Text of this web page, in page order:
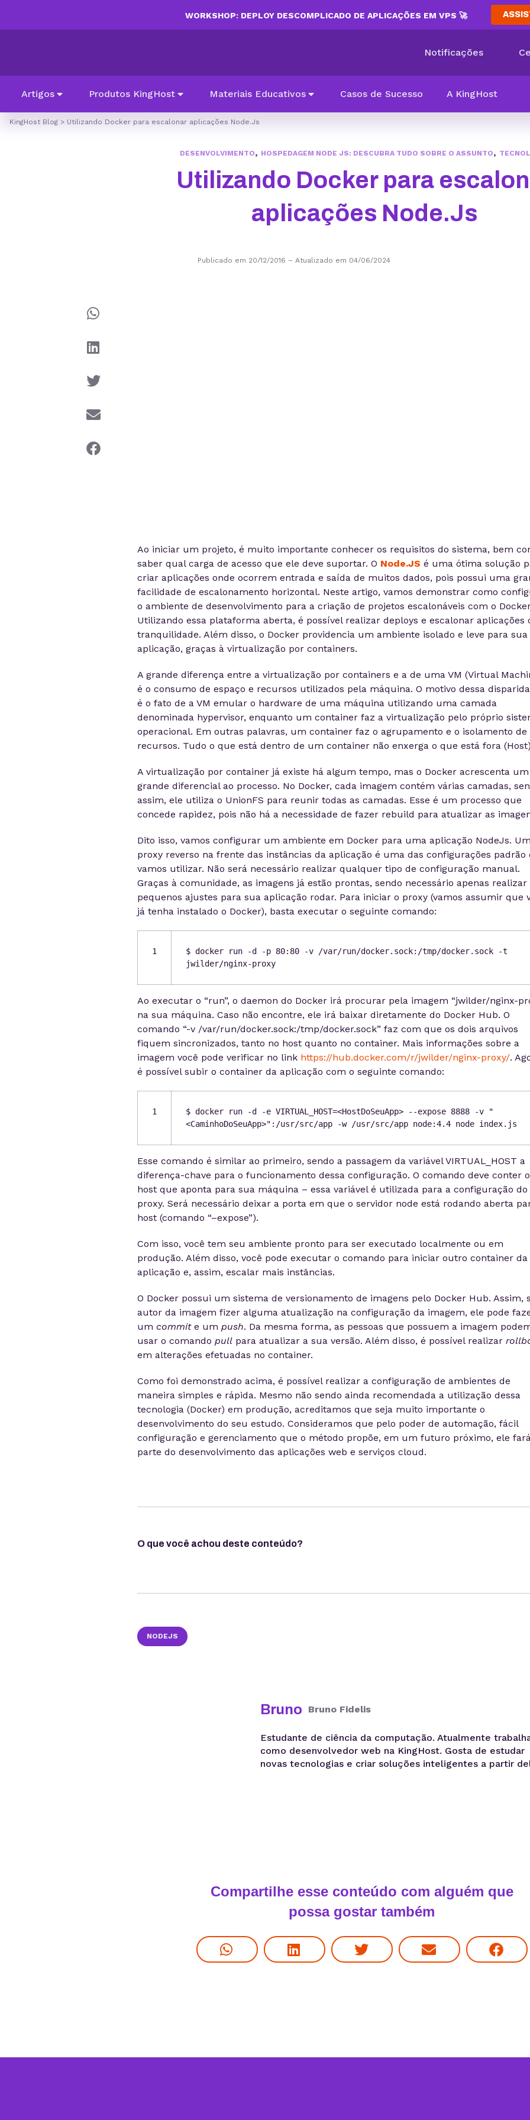
WORKSHOP: DEPLOY DESCOMPLICADO DE APLICAÇÕES EM VPS 🚀
Notificações
Artigos Produtos KingHost Materiais Educativos Casos de Sucesso A KingHost
KingHost Blog > Utilizando Docker para escalonar aplicações Node.Js
DESENVOLVIMENTO, HOSPEDAGEM NODE JS: DESCUBRA TUDO SOBRE O ASSUNTO,
Utilizando Docker para
aplicações Node.Js
Publicado em 20/12/2016 – Atualizado em 04/06/2024
Ao iniciar um projeto, é muito importante conhecer os requisitos do sistema, bem
saber qual carga de acesso que ele deve suportar. O Node.JS é uma ótima solução
criar aplicações onde ocorrem entrada e saída de muitos dados, pois possui uma
facilidade de escalonamento horizontal. Neste artigo, vamos demonstrar como
o ambiente de desenvolvimento para a criação de projetos escalonáveis com o
Utilizando essa plataforma aberta, é possível realizar deploys e escalonar aplicações
tranquilidade. Além disso, o Docker providencia um ambiente isolado e leve para sua
aplicação, graças à virtualização por containers.
A grande diferença entre a virtualização por containers e a de uma VM (Virtual
é o consumo de espaço e recursos utilizados pela máquina. O motivo dessa
é o fato de a VM emular o hardware de uma máquina utilizando uma camada
denominada hypervisor, enquanto um container faz a virtualização pelo próprio
operacional. Em outras palavras, um container faz o agrupamento e o isolamento de
recursos. Tudo o que está dentro de um container não enxerga o que está fora
A virtualização por container já existe há algum tempo, mas o Docker acrescenta um
grande diferencial ao processo. No Docker, cada imagem contém várias camadas,
assim, ele utiliza o UnionFS para reunir todas as camadas. Esse é um processo que
concede rapidez, pois não há a necessidade de fazer rebuild para atualizar as
Dito isso, vamos configurar um ambiente em Docker para uma aplicação NodeJs. Um
proxy reverso na frente das instâncias da aplicação é uma das configurações padrão
vamos utilizar. Não será necessário realizar qualquer tipo de configuração manual.
Graças à comunidade, as imagens já estão prontas, sendo necessário apenas realizar
pequenos ajustes para sua aplicação rodar. Para iniciar o proxy (vamos assumir que
já tenha instalado o Docker), basta executar o seguinte comando:
1
$ docker run -d -p 80:80 -v /var/run/docker.sock:/tmp/docker.sock -t
jwilder/nginx-proxy
Ao executar o “run”, o daemon do Docker irá procurar pela imagem “jwilder/nginx-
na sua máquina. Caso não encontre, ele irá baixar diretamente do Docker Hub. O
comando “-v /var/run/docker.sock:/tmp/docker.sock” faz com que os dois arquivos
fiquem sincronizados, tanto no host quanto no container. Mais informações sobre a
imagem você pode verificar no link https://hub.docker.com/r/jwilder/nginx-proxy/.
é possível subir o container da aplicação com o seguinte comando:
1
$ docker run -d -e VIRTUAL_HOST=<HostDoSeuApp> --expose 8888 -v "
<CaminhoDoSeuApp>":/usr/src/app -w /usr/src/app node:4.4 node index.js
Esse comando é similar ao primeiro, sendo a passagem da variável VIRTUAL_HOST a
diferença-chave para o funcionamento dessa configuração. O comando deve conter o
host que aponta para sua máquina – essa variável é utilizada para a configuração do
proxy. Será necessário deixar a porta em que o servidor node está rodando aberta
host (comando “–expose”).
Com isso, você tem seu ambiente pronto para ser executado localmente ou em
produção. Além disso, você pode executar o comando para iniciar outro container da
aplicação e, assim, escalar mais instâncias.
O Docker possui um sistema de versionamento de imagens pelo Docker Hub. Assim,
autor da imagem fizer alguma atualização na configuração da imagem, ele pode
um commit e um push. Da mesma forma, as pessoas que possuem a imagem
usar o comando pullpara atualizar a sua versão. Além disso, é possível realizar
em alterações efetuadas no container.
Como foi demonstrado acima, é possível realizar a configuração de ambientes de
maneira simples e rápida. Mesmo não sendo ainda recomendada a utilização dessa
tecnologia (Docker) em produção, acreditamos que seja muito importante o
desenvolvimento do seu estudo. Consideramos que pelo poder de automação, fácil
configuração e gerenciamento que o método propõe, em um futuro próximo, ele
parte do desenvolvimento das aplicações web e serviços cloud.
O que você achou deste conteúdo?
NODEJS
Bruno Bruno Fidelis
Estudante de ciência da computação. Atualmente
como desenvolvedor web na KingHost. Gosta de estudar
novas tecnologias e criar soluções inteligentes a partir
Compartilhe esse conteúdo com alguém que
possa gostar também